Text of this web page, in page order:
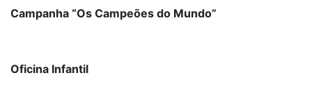
Campanha “Os Campeões do Mundo”
Oficina Infantil